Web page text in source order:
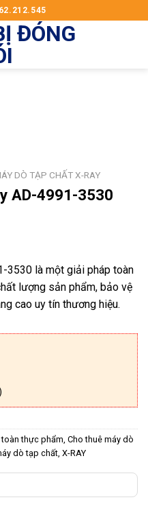
DÒ TẠP CHẤT X-RAY
AD-4991-3530
3530 là một giải pháp toàn
lượng sản phẩm, bảo vệ
cao uy tín thương hiệu.
toàn thực phẩm, Cho thuê máy dò
dò tạp chất, X-RAY